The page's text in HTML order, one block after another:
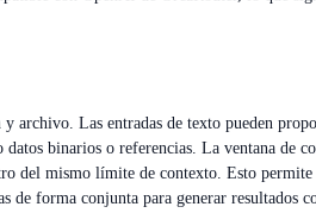
archivo. Las entradas de texto pueden
binarios o referencias. La ventana
del mismo límite de contexto. Esto
forma conjunta para generar resultados